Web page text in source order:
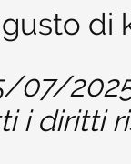
di
07/
i diritti